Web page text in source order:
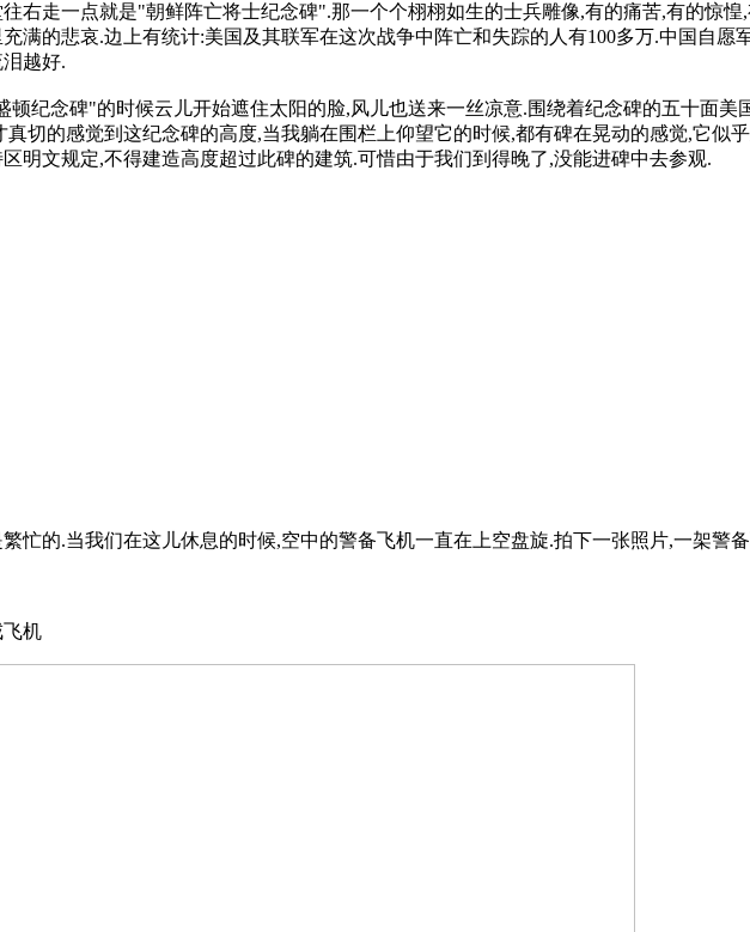
右走一点就是"朝鲜阵亡将士纪念碑".那一个个栩栩如生的士兵雕像,有的痛苦,有的惊
满的悲哀.边上有统计:美国及其联军在这次战争中阵亡和失踪的人有100多万.中国自愿
越好.
顿纪念碑"的时候云儿开始遮住太阳的脸,风儿也送来一丝凉意.围绕着纪念碑的五十面
真切的感觉到这纪念碑的高度,当我躺在围栏上仰望它的时候,都有碑在晃动的感觉,它似
明文规定,不得建造高度超过此碑的建筑.可惜由于我们到得晚了,没能进碑中去参观.
忙的.当我们在这儿休息的时候,空中的警备飞机一直在上空盘旋.拍下一张照片,一架警
飞机